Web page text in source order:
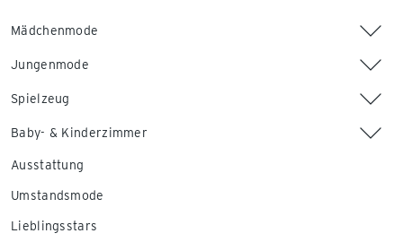
Mädchenmode
Jungenmode
Spielzeug
Baby- & Kinderzimmer
Ausstattung
Umstandsmode
Lieblingsstars